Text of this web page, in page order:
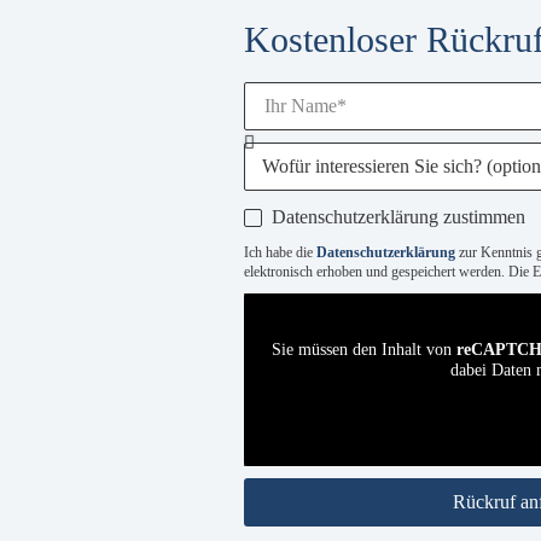
Kostenloser
Datenschutzerklärung zustimmen
Ich habe die Datenschutzerklärungzur Kenntnis
elektronisch erhoben und gespeichert werden.
Sie müssen den Inhalt von
dabei Daten
Rückruf